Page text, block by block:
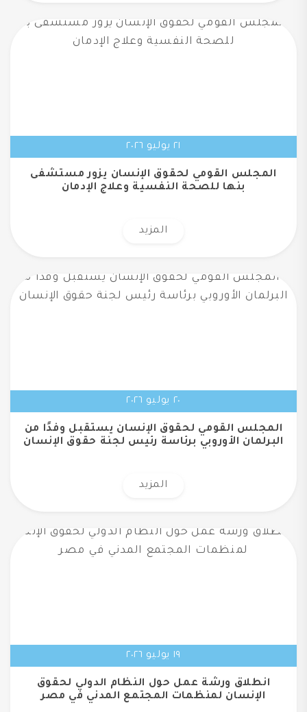
٢١ يوليو ٢٠٢٦
المجلس القومي لحقوق الإنسان يزور مستشفى
بنها للصحة النفسية وعلاج الإدمان
المزيد
٢٠ يوليو ٢٠٢٦
المجلس القومي لحقوق الإنسان يستقبل وفدًا من
البرلمان الأوروبي برئاسة رئيس لجنة حقوق الإنسان
المزيد
١٩ يوليو ٢٠٢٦
انطلاق ورشة عمل حول النظام الدولي لحقوق
الإنسان لمنظمات المجتمع المدني في مصر